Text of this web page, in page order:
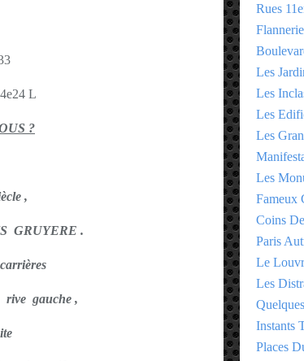
?
,
GRUYERE .
gauche ,
Rues
Les
Les
Les
Les
Les
Fameux
Coins
Paris
Le
Les
Instants
Places